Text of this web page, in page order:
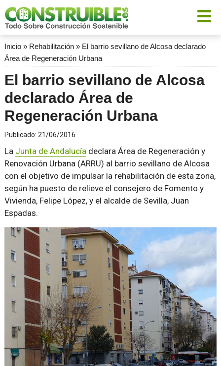
Inicio» Rehabilitación» El barrio sevillano de Alcosa declarado
Área de Regeneración Urbana
El barrio sevillano de Alcosa
declarado Área de
Regeneración Urbana
Publicado: 21/06/2016
La Junta de Andalucíadeclara Área de Regeneración y
Renovación Urbana (ARRU) al barrio sevillano de Alcosa
con el objetivo de impulsar la rehabilitación de esta zona,
según ha puesto de relieve el consejero de Fomento y
Vivienda, Felipe López, y el alcalde de Sevilla, Juan
Espadas.